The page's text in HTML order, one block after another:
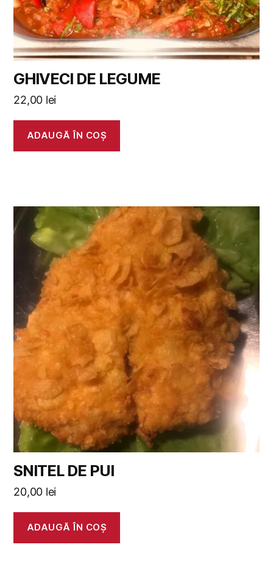
GHIVECI DE LEGUME
22,00 lei
ADAUGĂ ÎN COȘ
SNITEL DE PUI
20,00 lei
ADAUGĂ ÎN COȘ